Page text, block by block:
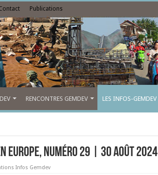
Publications
RENCONTRES GEMDEV LES INFOS-GEMDEV
Europe, numéro 29 | 30 août 2024
Infos Gemdev